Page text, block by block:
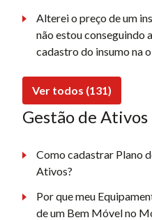
Alterei o preço de um
não estou conseguindo
cadastro do insumo na
Ver todos (131)
Gestão de Ativos
Como cadastrar Plano
Ativos?
Por que meu
de um Bem Móvel no